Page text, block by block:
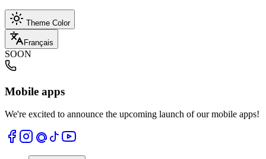
Theme Color
Français
SOON
Mobile apps
We're excited to announce the upcoming launch of our mobile apps!